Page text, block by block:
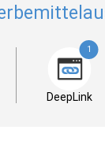
1
DeepLink